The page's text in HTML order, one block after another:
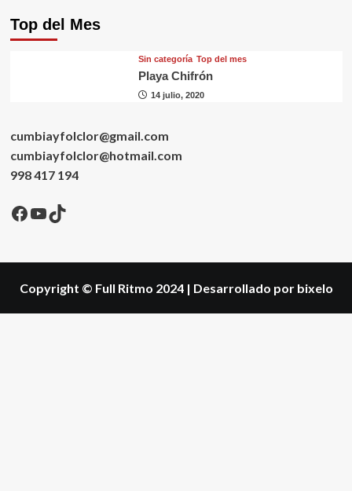
Top del Mes
Sin categorí­a Top del mes
Playa Chifrón
14 julio, 2020
cumbiayfolclor@gmail.com
cumbiayfolclor@hotmail.com
998 417 194
Facebook
YouTube
TikTok
Copyright © Full Ritmo 2024 | Desarrollado por bixelo